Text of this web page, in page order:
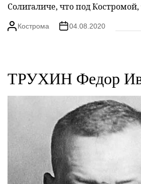
Солигаличе, что под Костромой,
Кострома 04.08.2020
ТРУХИН Федор